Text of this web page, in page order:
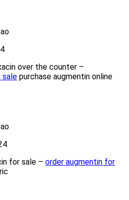
over the counter –
sale purchase augmentin online
for sale – order augmentin for